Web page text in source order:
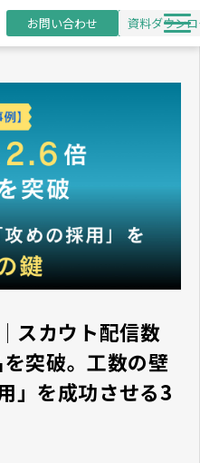
お問い合わせ 資料ダウン
業
例
コラム
ー
スカウト配信数
突破。工数の壁
」を成功させる3